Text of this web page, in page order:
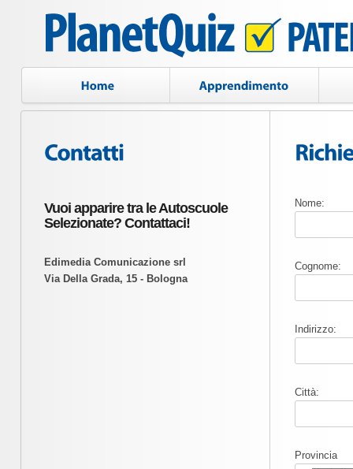
Vuoi apparire tra le Autoscuole
Selezionate? Contattaci!
Edimedia Comunicazione srl
Via Della Grada, 15 - Bologna
Nome:
Cognome:
Indirizzo:
Città:
Provincia